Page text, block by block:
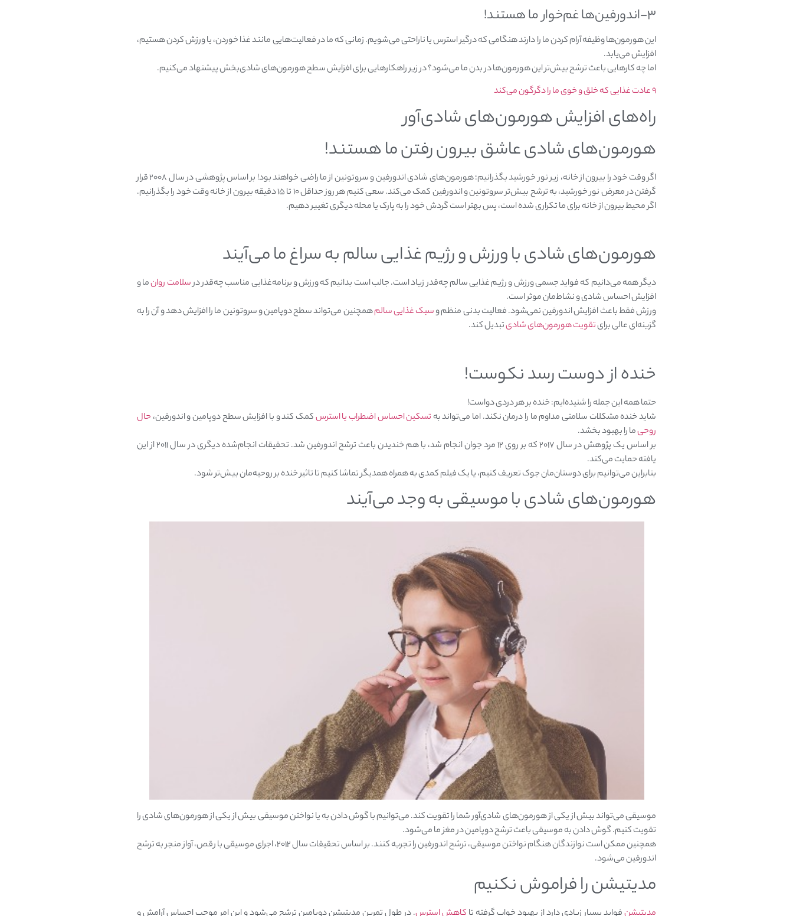
۳-اندورفین‌ها غم‌خوار ما هستند!
این هورمون‌ها وظیفه آرام کردن ما را دارند هنگامی که درگیر استرس یا ناراحتی می‌شویم. زمانی که ما در فعالیت‌هایی مانند غذا خوردن، یا ورزش کردن هستیم،
افزایش می‌یابد.
اما چه کارهایی باعث ترشح بیش‌تر این هورمون‌ها در بدن ما می‌شود؟ در زیر راهکارهایی برای افزایش سطح هورمون‌های شادی‌بخش پیشنهاد می‌کنیم.
۹ عادت غذایی که خلق و خو‌ی ما را دگرگون می‌کند
راه‌های افزایش هورمون‌‌های شادی‌آور
هورمون‌های شادی‌ عاشق بیرون رفتن ما هستند!
اگر وقت خود را بیرون از خانه، زیر نور خورشید بگذرانیم؛ هورمون‌های شادی‌ اندورفین و سروتونین از ما راضی خواهند بود! بر اساس پژوهشی در سال ۲۰۰۸ قرار
گرفتن در معرض نور خورشید، به ترشح بیش‌تر سروتونین و اندورفین کمک می‌کند. سعی کنیم هر روز حداقل ۱۰ تا ۱۵ دقیقه بیرون از خانه وقت خود را بگذرانیم.
اگر محیط بیرون از خانه برای ما تکراری شده است، پس بهتر است گردش خود را به پارک یا محله دیگری تغییر دهیم.
هورمون‌های شادی‌ با ورزش و رژیم غذایی سالم به سراغ ما می‌آیند
دیگر همه می‌دانیم که فواید جسمی ورزش و رژیم غذایی سالم چه‌قدر زیاد است. جالب است بدانیم که ورزش و برنامه‌غذایی مناسب چه‌قدر درسلامت روانما و
افزایش احساس شادی و نشاط‌مان موثر است.
ورزش فقط باعث افزایش اندورفین نمی‌‍شود. فعالیت بدنی منظم وسبک غذایی سالمهمچنین می‌تواند سطح دوپامین و سروتونین ما را افزایش دهد و آن را به
گزینه‌ای عالی برایتقویت هورمون‌های شادی‌تبدیل کند.
خنده از دوست رسد نکوست!
حتما همه این جمله را شنیده‌ایم: خنده بر هر دردی دواست!
شاید خنده مشکلات سلامتی مداوم ما را درمان نکند. اما می‌تواند به تسکین احساس اضطراب یا استرسکمک کند و با افزایش سطح دوپامین و اندورفین، حال
روحیما را بهبود بخشد.
بر اساس یک پژوهش در سال ۲۰۱۷ که بر روی ۱۲ مرد جوان انجام شد، با هم خندیدن باعث ترشح اندورفین شد. تحقیقات انجام‌شده دیگری در سال ۲۰۱۱ از این
یافته حمایت می‌کند.
بنابراین می‌توانیم برای دوستان‌مان جوک تعریف کنیم، یا یک فیلم کمدی به همراه همدیگر تماشا کنیم تا تاثیر خنده بر روحیه‌مان بیش‌تر شود.
هورمون‌های شادی‌ با موسیقی به وجد می‌آیند
موسیقی می‌تواند بیش از یکی از هورمون‌های شادی‌آور شما را تقویت کند. می‌توانیم با گوش دادن به یا نواختن موسیقی بیش از یکی از هورمون‌های شادی را
تقویت کنیم. گوش دادن به موسیقی باعث ترشح دوپامین در مغز ما می‌شود.
همچنین ممکن است نوازندگان هنگام نواختن موسیقی، ترشح اندورفین را تجربه کنند. بر اساس تحقیقات سال ۲۰۱۲، اجرای موسیقی با رقص، آواز منجر به ترشح
اندورفین می‌شود.
مدیتیشن را فراموش نکنیم